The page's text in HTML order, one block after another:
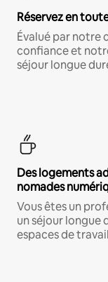
Réservez en
Évalué par notre
confiance et
séjour longue
Des logements
nomades
Vous êtes un
un séjour longue
espaces de